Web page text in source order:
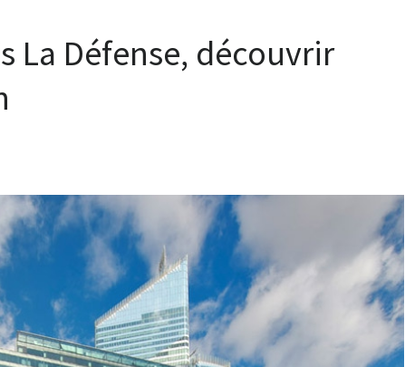
La Défense, découvrir